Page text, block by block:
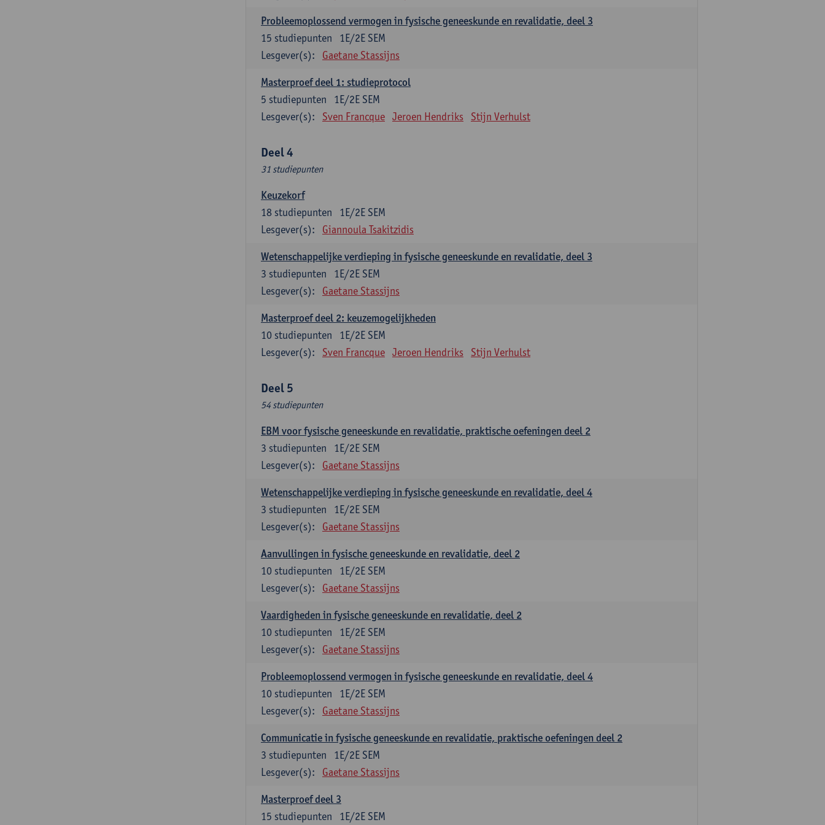
Probleemoplossend vermogen in fysische geneeskunde en revalidatie, deel 3
1E/2E SEM
15 studiepunten
Lesgever(s):
Gaetane Stassijns
Masterproef deel 1: studieprotocol
1E/2E SEM
5 studiepunten
Lesgever(s):
Sven Francque Jeroen Hendriks Stijn Verhulst
Deel 4
31 studiepunten
Keuzekorf
1E/2E SEM
18 studiepunten
Lesgever(s):
Giannoula Tsakitzidis
Wetenschappelijke verdieping in fysische geneeskunde en revalidatie, deel 3
1E/2E SEM
3 studiepunten
Lesgever(s):
Gaetane Stassijns
Masterproef deel 2: keuzemogelijkheden
1E/2E SEM
10 studiepunten
Lesgever(s):
Sven Francque Jeroen Hendriks Stijn Verhulst
Deel 5
54 studiepunten
EBM voor fysische geneeskunde en revalidatie, praktische oefeningen deel 2
1E/2E SEM
3 studiepunten
Lesgever(s):
Gaetane Stassijns
Wetenschappelijke verdieping in fysische geneeskunde en revalidatie, deel 4
1E/2E SEM
3 studiepunten
Lesgever(s):
Gaetane Stassijns
Aanvullingen in fysische geneeskunde en revalidatie, deel 2
1E/2E SEM
10 studiepunten
Lesgever(s):
Gaetane Stassijns
Vaardigheden in fysische geneeskunde en revalidatie, deel 2
1E/2E SEM
10 studiepunten
Lesgever(s):
Gaetane Stassijns
Probleemoplossend vermogen in fysische geneeskunde en revalidatie, deel 4
1E/2E SEM
10 studiepunten
Lesgever(s):
Gaetane Stassijns
Communicatie in fysische geneeskunde en revalidatie, praktische oefeningen deel 2
1E/2E SEM
3 studiepunten
Lesgever(s):
Gaetane Stassijns
Masterproef deel 3
1E/2E SEM
15 studiepunten